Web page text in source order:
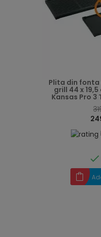
Plita din fonta
grill 44 x
Kansas Pro 3
